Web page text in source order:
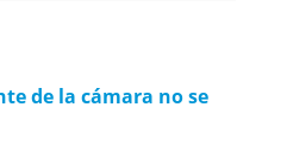
de la cámara no se